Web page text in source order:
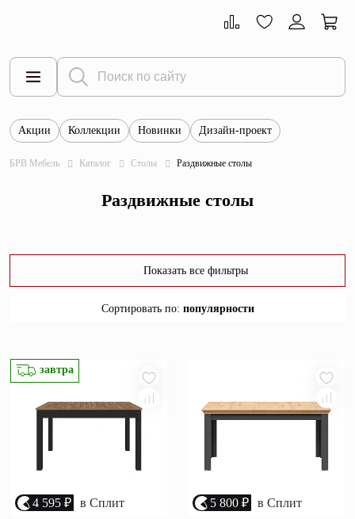
Все товары
Тумбы
Зеркала
Полки
Освещение
Акции Коллекции Новинки Дизайн-проект
БРВ Мебель Каталог Столы Раздвижные столы
Раздвижные столы
Показать все фильтры
Сортировать по: популярности
размеру скидки
завтра
4 595 ₽ в Сплит 5 800 ₽ в Сплит